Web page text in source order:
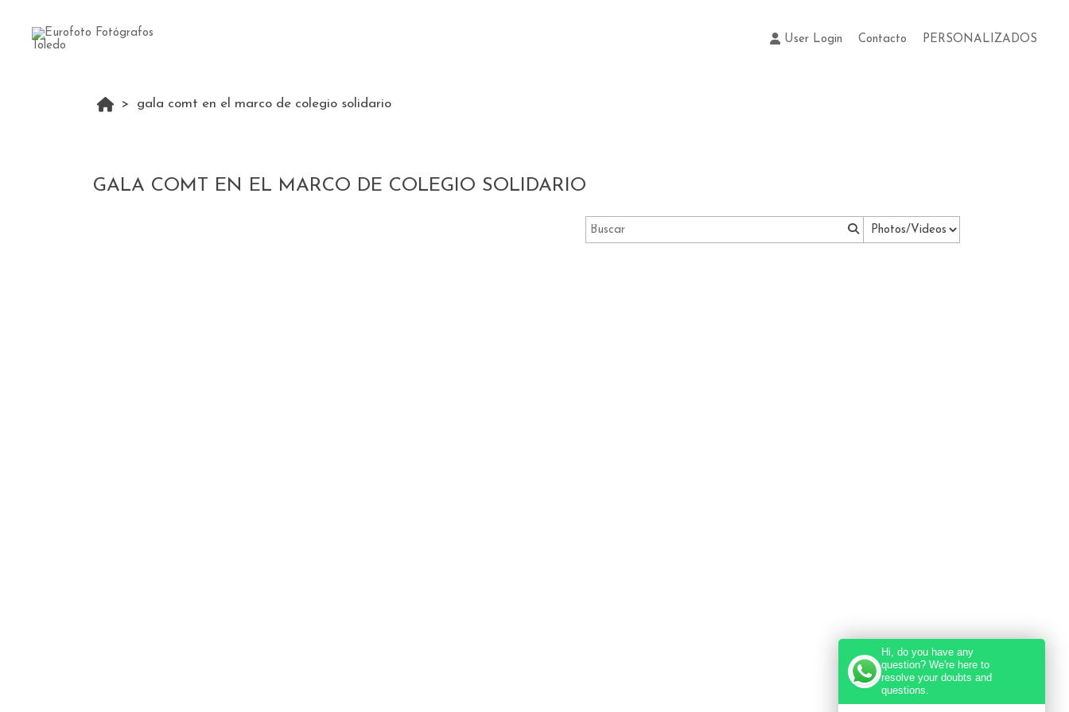
User Login Contacto PERSONALIZADOS
gala comt en el marco de colegio solidario
GALA COMT EN EL MARCO DE COLEGIO SOLIDARIO
Hi, do you have any
question? We're here to
resolve your doubts and
questions.